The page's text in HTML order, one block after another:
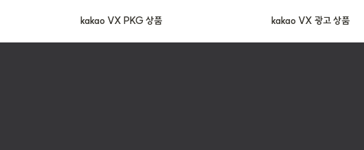
kakao VX PKG 상품 kakao VX 광고 상품
2026 PKG 상품 판매안